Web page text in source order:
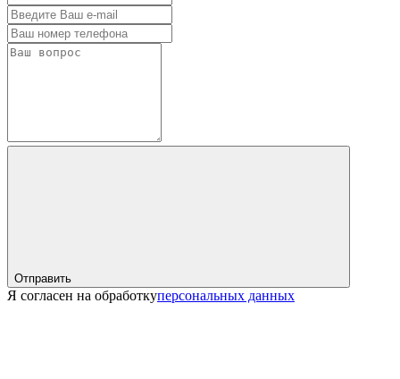
Отправить
Я согласен на обработкуперсональных данных